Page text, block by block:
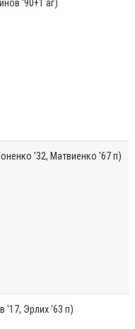
'90+1 аг)
'32, Матвиенко '67 п)
'17, Эрлих '63 п)